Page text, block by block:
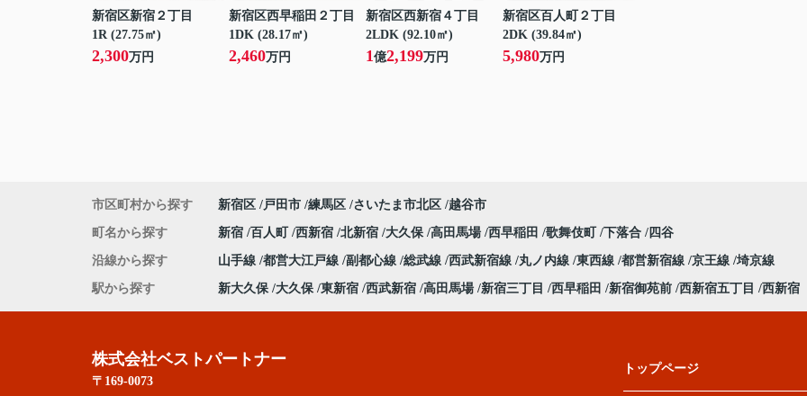
新宿区新宿２丁目
1R (27.75㎡)
2,300万円
新宿区西早稲田２丁目
1DK (28.17㎡)
2,460万円
新宿区西新宿４丁目
2LDK (92.10㎡)
1億2,199万円
新宿区百人町２丁目
2DK (39.84㎡)
5,980万円
市区町村から探す 新宿区 戸田市 練馬区 さいたま市北区 越谷市
町名から探す 新宿 百人町 西新宿 北新宿 大久保 高田馬場 西早稲田 歌舞伎町 下落合 四谷
沿線から探す 山手線 都営大江戸線 副都心線 総武線 西武新宿線 丸ノ内線 東西線 都営新宿線 京王線 埼京線
駅から探す 新大久保 大久保 東新宿 西武新宿 高田馬場 新宿三丁目 西早稲田 新宿御苑前 西新宿五丁目 西新宿
株式会社ベストパートナー
〒169-0073
トップページ